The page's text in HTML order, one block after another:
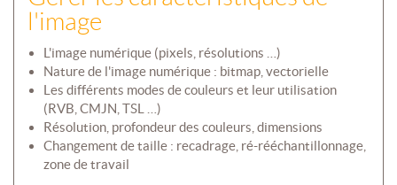
l'image
L'image numérique (pixels, résolutions …)
Nature de l'image numérique : bitmap, vectorielle
Les différents modes de couleurs et leur utilisation
(RVB, CMJN, TSL …)
Résolution, profondeur des couleurs, dimensions
Changement de taille : recadrage, ré-rééchantillonnage,
zone de travail